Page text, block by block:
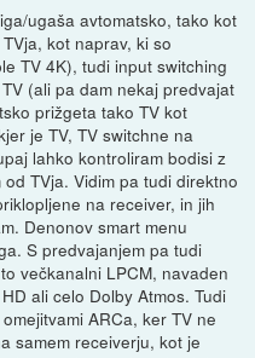
ugaša avtomatsko, tako kot
kot naprav, ki so
TV 4K), tudi input switching
(ali pa dam nekaj predvajat
prižgeta tako TV kot
je TV, TV switchne na
lahko kontroliram bodisi z
TVja. Vidim pa tudi direktno
na receiver, in jih
Denonov smart menu
S predvajanjem pa tudi
večkanalni LPCM, navaden
ali celo Dolby Atmos. Tudi
ARCa, ker TV ne
samem receiverju, kot je